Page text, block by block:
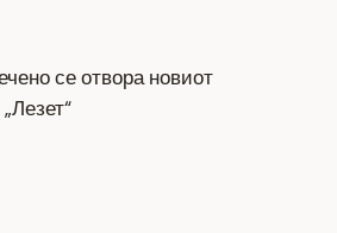
се отвора новиот